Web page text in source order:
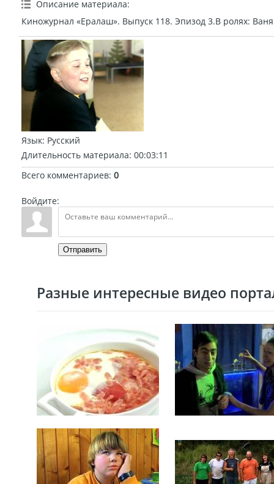
Описание материала:
Киножурнал «Ералаш». Выпуск 118. Эпизод 3.В ролях:
Язык: Русский
Длительность материала: 00:03:11
Всего комментариев: 0
Войдите:
Отправить
Разные интересные видео